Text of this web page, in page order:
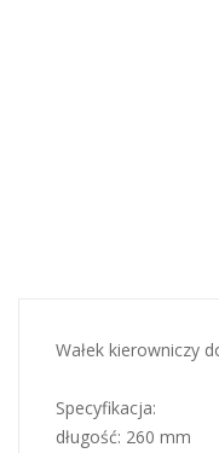
Wałek kierowniczy
Specyfikacja:
długość: 260 mm